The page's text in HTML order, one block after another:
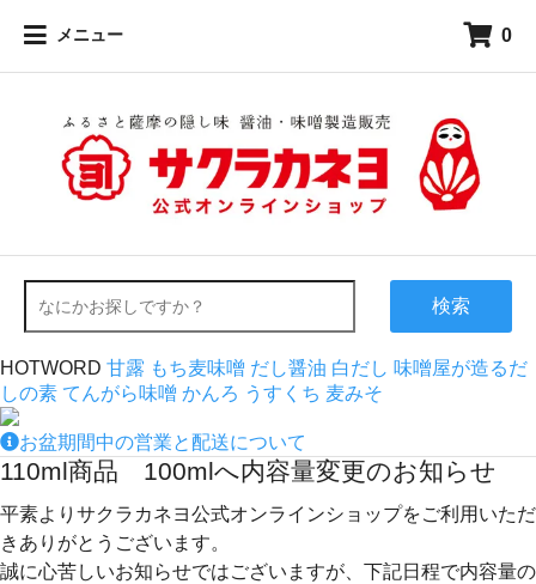
メニュー 0
検索
HOTWORD 甘露 もち麦味噌 だし醤油 白だし 味噌屋が造るだ
しの素 てんがら味噌 かんろ うすくち 麦みそ
お盆期間中の営業と配送について
110ml商品 100mlへ内容量変更のお知らせ
平素よりサクラカネヨ公式オンラインショップをご利用いただ
きありがとうございます。
誠に心苦しいお知らせではございますが、下記日程で内容量の